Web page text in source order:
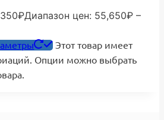
₽Диапазон цен: 55,650₽ –
Этот товар имеет
Опции можно выбрать